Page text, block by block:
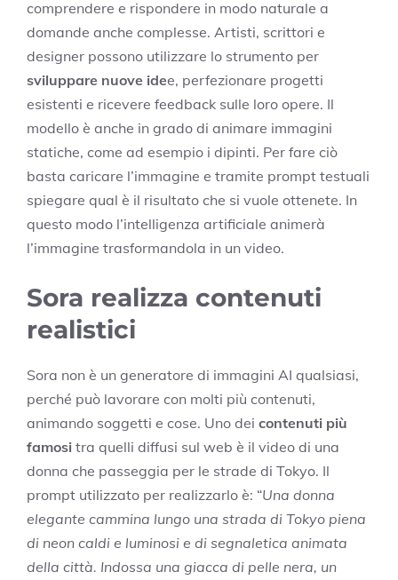
comprendere e rispondere in modo naturale a
domande anche complesse. Artisti, scrittori e
designer possono utilizzare lo strumento per
sviluppare nuove idee, perfezionare progetti
esistenti e ricevere feedback sulle loro opere. Il
modello è anche in grado di animare immagini
statiche, come ad esempio i dipinti. Per fare ciò
basta caricare l’immagine e tramite prompt testuali
spiegare qual è il risultato che si vuole ottenete. In
questo modo l’intelligenza artificiale animerà
l’immagine trasformandola in un video.
Sora realizza contenuti
realistici
Sora non è un generatore di immagini AI qualsiasi,
perché può lavorare con molti più contenuti,
animando soggetti e cose. Uno dei contenuti più
famosi tra quelli diffusi sul web è il video di una
donna che passeggia per le strade di Tokyo. Il
prompt utilizzato per realizzarlo è: “Una donna
elegante cammina lungo una strada di Tokyo piena
di neon caldi e luminosi e di segnaletica animata
della città. Indossa una giacca di pelle nera, un